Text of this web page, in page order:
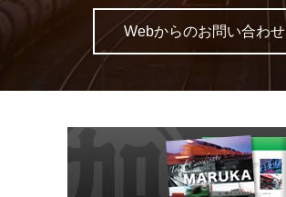
Webからのお問い合わせ